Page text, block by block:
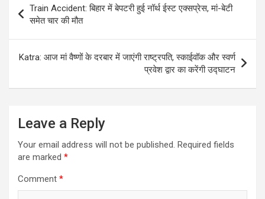
navigation
Train Accident: बिहार में बेपटरी हुई नॉर्थ ईस्ट एक्सप्रेस, मां-बेटी
समेत चार की मौत
Katra: आज मां वैष्णों के दरबार में जाएंगी राष्ट्रपति, स्काईवॉक और स्वर्ण
प्रवेश द्वार का करेंगी उद्घाटन
Leave a Reply
Your email address will not be published. Required fields
are marked *
Comment *